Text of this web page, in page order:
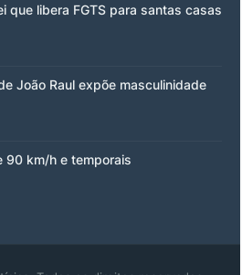
que libera FGTS para santas casas
João Raul expõe masculinidade
90 km/h e temporais